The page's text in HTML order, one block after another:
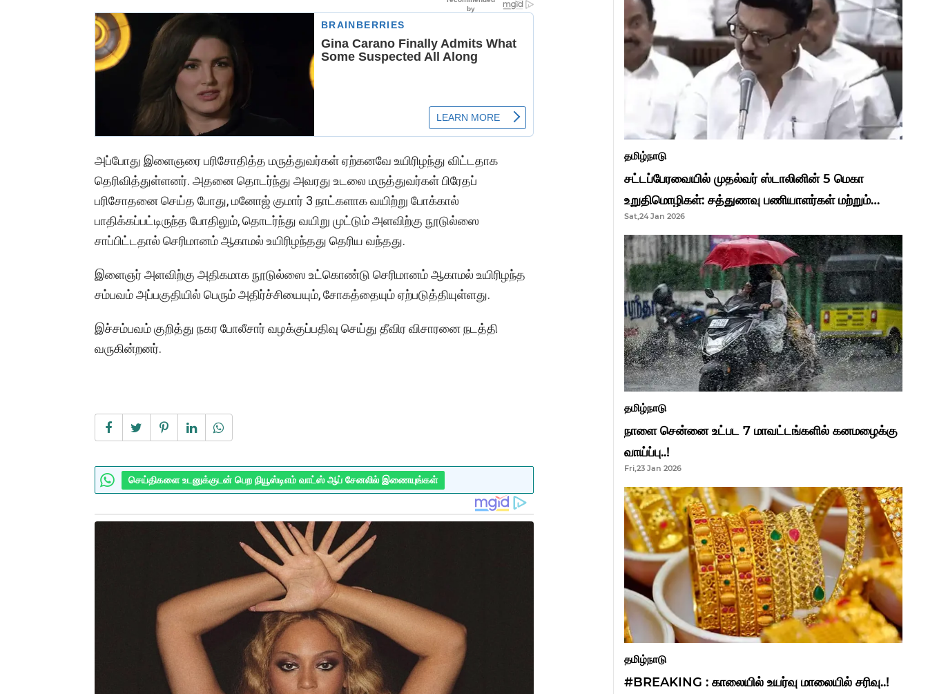
அப்போது இளைஞரை பரிசோதித்த மருத்துவர்கள் ஏற்கனவே உயிரிழந்து விட்டதாக
தெரிவித்துள்ளனர். அதனை தொடர்ந்து அவரது உடலை மருத்துவர்கள் பிரேதப்
பரிசோதனை செய்த போது, மனோஜ் குமார் 3 நாட்களாக வயிற்று போக்கால்
பாதிக்கப்பட்டிருந்த போதிலும், தொடர்ந்து வயிறு முட்டும் அளவிற்கு நூடுல்ஸை
சாப்பிட்டதால் செரிமானம் ஆகாமல் உயிரிழந்தது தெரிய வந்தது.
இளைஞர் அளவிற்கு அதிகமாக நூடுல்ஸை உட்கொண்டு செரிமானம் ஆகாமல் உயிரிழந்த
சம்பவம் அப்பகுதியில் பெரும் அதிர்ச்சியையும், சோகத்தையும் ஏற்படுத்தியுள்ளது.
இச்சம்பவம் குறித்து நகர போலீசார் வழக்குப்பதிவு செய்து தீவிர விசாரனை நடத்தி
வருகின்றனர்.
செய்திகளை உடனுக்குடன் பெற நியூஸ்டிஎம் வாட்ஸ் ஆப் சேனலில் இணையுங்கள்
தமிழ்நாடு
சட்டப்பேரவையில் முதல்வர் ஸ்டாலினின் 5 மெகா
உறுதிமொழிகள்: சத்துணவு பணியாளர்கள் மற்றும்
ஆசிரியர்களுக்கு ஜாக்பாட்!
Sat,24 Jan 2026
தமிழ்நாடு
நாளை சென்னை உட்பட 7 மாவட்டங்களில் கனமழைக்கு
வாய்ப்பு..!
Fri,23 Jan 2026
தமிழ்நாடு
#BREAKING : காலையில் உயர்வு மாலையில் சரிவு..!